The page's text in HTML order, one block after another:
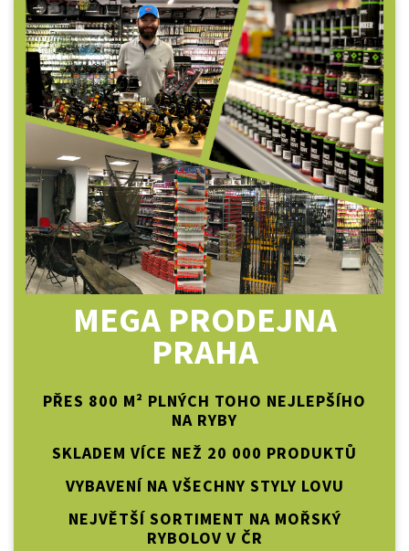
MEGA PRODEJNA
PRAHA
PŘES 800 M² PLNÝCH TOHO NEJLEPŠÍHO
NA RYBY
SKLADEM VÍCE NEŽ 20 000 PRODUKTŮ
VYBAVENÍ NA VŠECHNY STYLY LOVU
NEJVĚTŠÍ SORTIMENT NA MOŘSKÝ
RYBOLOV V ČR